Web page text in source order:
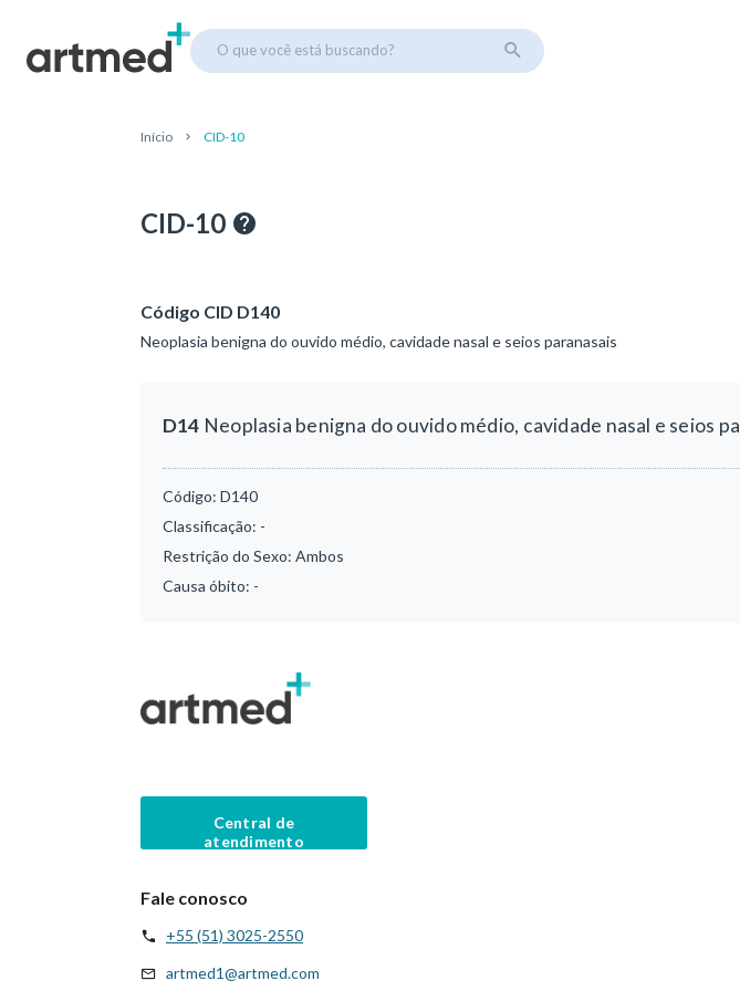
O que você está buscando?
Início CID-10
CID-10
Código CID D140
Neoplasia benigna do ouvido médio, cavidade nasal e seios paranasais
D14 Neoplasia benigna do ouvido médio, cavidade nasal e seios
Código: D140
Classificação: -
Restrição do Sexo: Ambos
Causa óbito: -
Central de
atendimento
Fale conosco
+55 (51) 3025-2550
artmed1@artmed.com